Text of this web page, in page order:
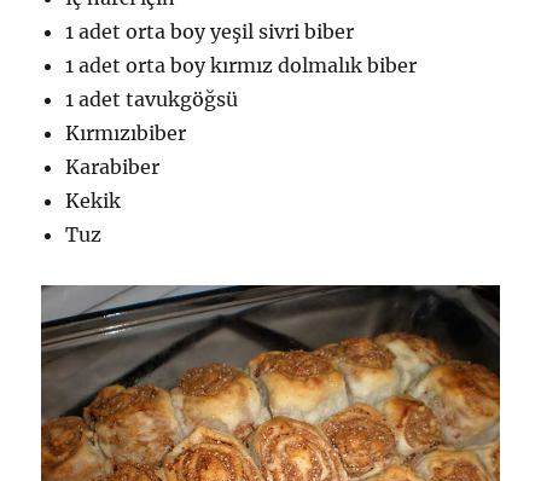
1 adet orta boy yeşil sivri biber
1 adet orta boy kırmız dolmalık biber
1 adet tavukgöğsü
Kırmızıbiber
Karabiber
Kekik
Tuz